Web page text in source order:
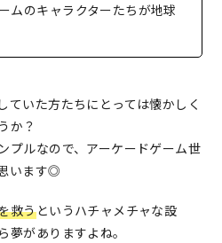
ムのキャラクターたちが地球
ていた方たちにとっては懐かしく
か？
プルなので、アーケードゲーム世
います◎
救うというハチャメチャな設
夢がありますよね。